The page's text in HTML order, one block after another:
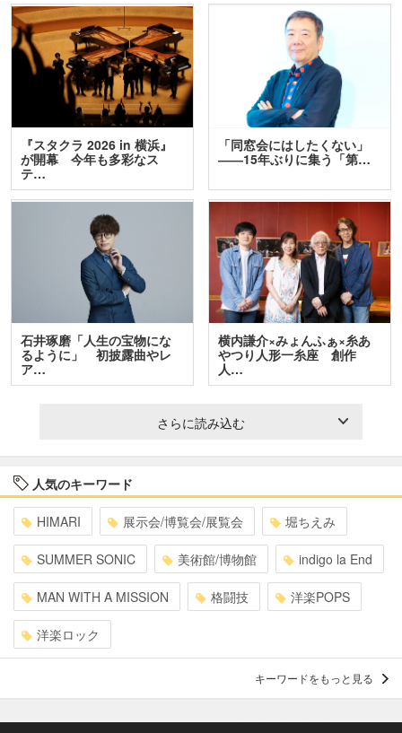
『スタクラ 2026 in 横浜』
が開幕 今年も多彩なス
テ…
「同窓会にはしたくない」
――15年ぶりに集う「第…
石井琢磨「人生の宝物にな
るように」 初披露曲やレ
ア…
横内謙介×みょんふぁ×糸あ
やつり人形一糸座 創作
人…
さらに読み込む
人気のキーワード
HIMARI 展示会/博覧会/展覧会 堀ちえみ
SUMMER SONIC 美術館/博物館 indigo la End
MAN WITH A MISSION 格闘技 洋楽POPS
洋楽ロック
キーワードをもっと見る